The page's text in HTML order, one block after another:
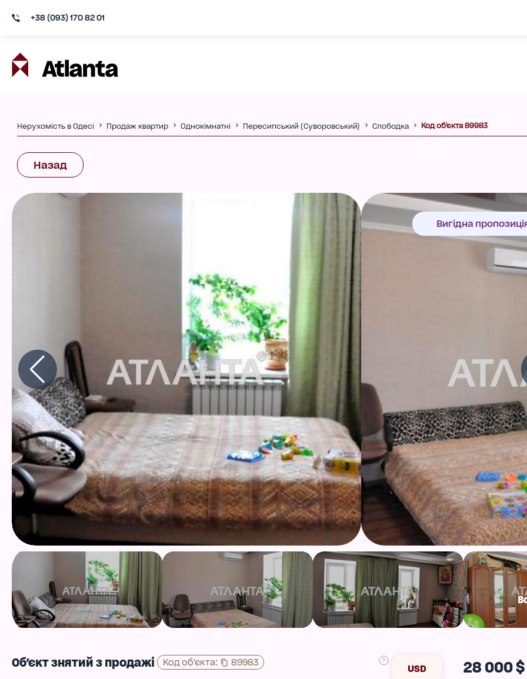
+38 (093) 170 82 01
Нерухомість в Одесі Продаж квартир Однокімнатні Пересипський (Суворовський) Слободка Код об'єкта 89983
Назад
Вигідна
Об'єкт знятий з продажі Код об'єкта: 89983
USD 28 000 $